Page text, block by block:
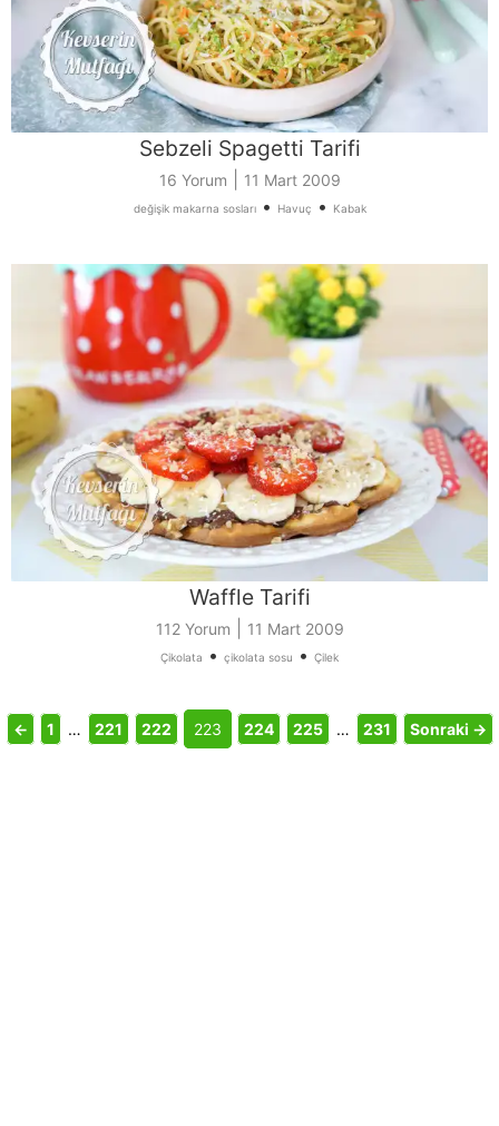
Sebzeli Spagetti Tarifi
16 Yorum 11 Mart 2009
değişik makarna sosları• Havuç • Kabak
Waffle Tarifi
112 Yorum 11 Mart 2009
Çikolata • çikolata sosu • Çilek
← 1 … 221 222 223 224 225 … 231 Sonraki →